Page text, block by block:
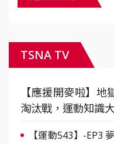
TSNA TV
【應援開麥啦】
淘汰戰，運動知識
【運動543】-EP3